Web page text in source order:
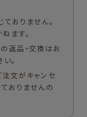
おりません。
ます。
返品・交換はお
。
文がキャンセ
おりませんの